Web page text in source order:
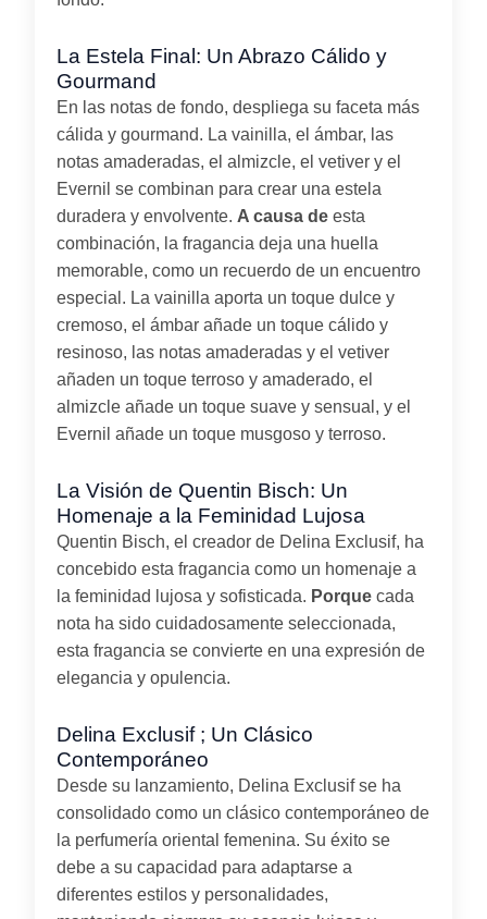
La Estela Final: Un Abrazo Cálido y
Gourmand
En las notas de fondo, despliega su faceta más
cálida y gourmand. La vainilla, el ámbar, las
notas amaderadas, el almizcle, el vetiver y el
Evernil se combinan para crear una estela
duradera y envolvente. A causa de esta
combinación, la fragancia deja una huella
memorable, como un recuerdo de un encuentro
especial. La vainilla aporta un toque dulce y
cremoso, el ámbar añade un toque cálido y
resinoso, las notas amaderadas y el vetiver
añaden un toque terroso y amaderado, el
almizcle añade un toque suave y sensual, y el
Evernil añade un toque musgoso y terroso.
La Visión de Quentin Bisch: Un
Homenaje a la Feminidad Lujosa
Quentin Bisch, el creador de Delina Exclusif, ha
concebido esta fragancia como un homenaje a
la feminidad lujosa y sofisticada. Porque cada
nota ha sido cuidadosamente seleccionada,
esta fragancia se convierte en una expresión de
elegancia y opulencia.
Delina Exclusif ; Un Clásico
Contemporáneo
Desde su lanzamiento, Delina Exclusif se ha
consolidado como un clásico contemporáneo de
la perfumería oriental femenina. Su éxito se
debe a su capacidad para adaptarse a
diferentes estilos y personalidades,